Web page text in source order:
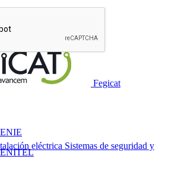
Fegicat
eléctrica Sistemas de seguridad y